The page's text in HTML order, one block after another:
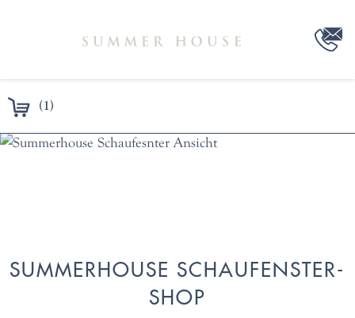
(1)
SUMMERHOUSE SCHAUFENSTER-
SHOP